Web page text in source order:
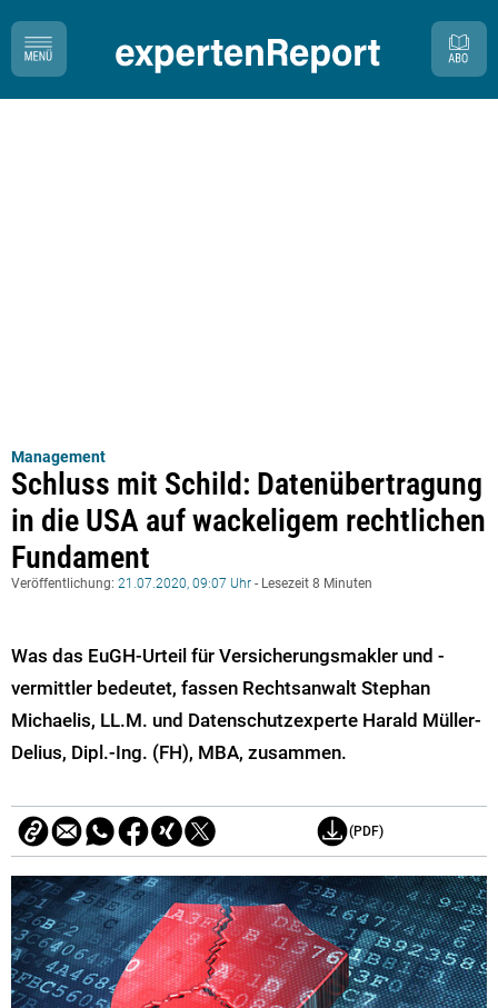
Management
Schluss mit Schild: Datenübertragung
in die USA auf wackeligem rechtlichen
Fundament
Veröffentlichung: 21.07.2020, 09:07 Uhr - Lesezeit 8 Minuten
Was das EuGH-Urteil für Versicherungsmakler und -
vermittler bedeutet, fassen Rechtsanwalt Stephan
Michaelis, LL.M. und Datenschutzexperte Harald Müller-
Delius, Dipl.-Ing. (FH), MBA, zusammen.
(PDF)